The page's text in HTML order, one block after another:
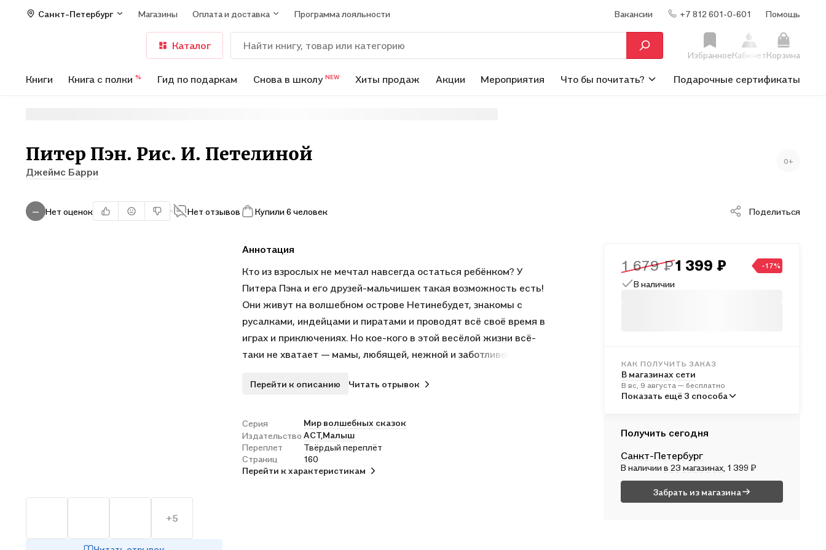
Санкт-Петербург Магазины Оплата и доставка Программа лояльности Вакансии +7 812 601-0-601 Помощь
Каталог
ИзбранноеКабинетКорзина
Книги Книга с полки % Гид по подаркам Снова в школу NEW Хиты продаж Акции Мероприятия Что бы почитать? Подарочные сертификаты
Питер Пэн. Рис. И. Петелиной
Джеймс Барри
0+
— Нет оценок Нет отзывов Купили 6 человек Поделиться
+5
Аннотация
Кто из взрослых не мечтал навсегда остаться ребёнком? У
Питера Пэна и его друзей-мальчишек такая возможность есть!
Они живут на волшебном острове Нетинебудет, знакомы с
русалками, индейцами и пиратами и проводят всё своё время в
играх и приключениях. Но кое-кого в этой весёлой жизни всё-
таки не хватает — мамы, любящей, нежной и заботливой.
меняется…
художницы Ирины Петелиной перенесёт читателей на
чудесный остров Нетинебудет и зловещий пиратский корабль,
познакомит с Питером Пэном, феей Динь-Динь и капитаном
Крюком, научит быть добрыми, смелыми и находчивыми.
Перейти к описанию Читать отрывок
Серия
Мир волшебных сказок
Издательство АСТ,Малыш
Переплет
Твёрдый переплёт
Страниц
160
Перейти к характеристикам
1 679 ₽1 399 ₽ -17%
В наличии
КАК ПОЛУЧИТЬ ЗАКАЗ
В магазинах сети
В вс, 9 августа — бесплатно
В пунктах выдачи
В пн, 10 августа — от 317 ₽
Почтой России
Во вт, 11 августа — от 586 ₽
Показать ещё 3 способа
Получить сегодня
Санкт-Петербург
В наличиив 23 магазинах , 1 399 ₽
Забрать из магазина